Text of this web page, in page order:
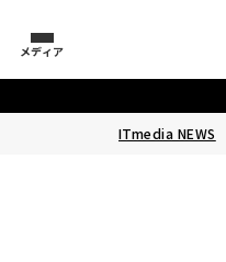
メディア
ITmedia NEWS